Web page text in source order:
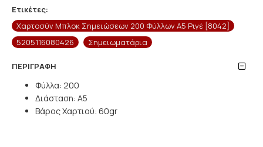
Ετικέτες:
Χαρτοσύν Μπλοκ Σημειώσεων 200 Φύλλων A5 Ριγέ [8042]
5205116080426
Σημειωματάρια
ΠΕΡΙΓΡΑΦΉ
Φύλλα: 200
Διάσταση: A5
Βάρος Χαρτιού: 60gr